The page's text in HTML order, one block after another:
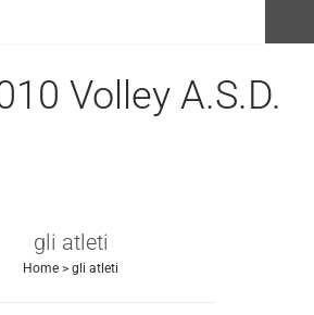
Volley A.S.D.
gli atleti
Home > gli atleti